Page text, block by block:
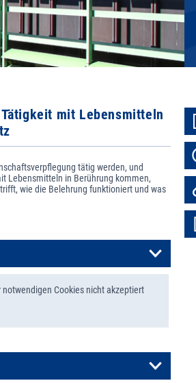
mit Lebensmitteln
tätig werden, und
Lebensmitteln in Berührung kommen,
wie die Belehrung funktioniert und was
Cookies nicht akzeptiert